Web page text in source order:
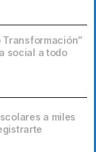
Transformación”
social a todo
a miles